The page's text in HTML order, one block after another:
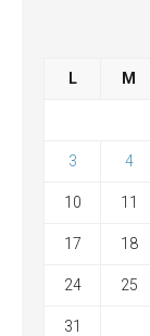
L M
3 4
10 11
17 18
24 25
31